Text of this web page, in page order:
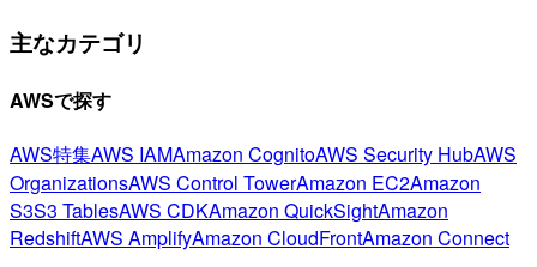
主なカテゴリ
AWSで探す
AWS特集AWS IAMAmazon CognitoAWS Security HubAWS
OrganizationsAWS Control TowerAmazon EC2Amazon
S3S3 TablesAWS CDKAmazon QuickSightAmazon
RedshiftAWS AmplifyAmazon CloudFrontAmazon Connect